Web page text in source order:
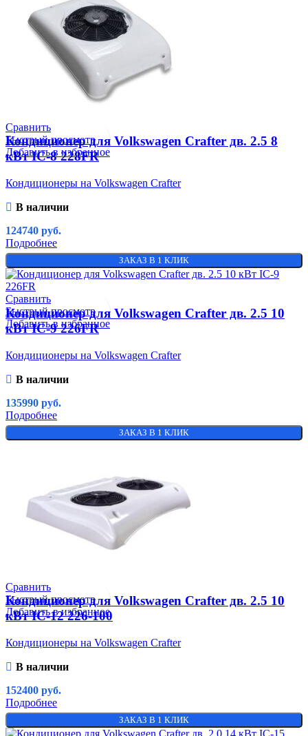
Сравнить
Быстрый просмотр
Добавить в избранное
Кондиционер для Volkswagen Crafter дв. 2.5 8
кВт IC-8 228FR
Кондиционеры на Volkswagen Crafter
В наличии
124740 руб.
Подробнее
ЗАКАЗ В 1 КЛИК
Сравнить
Быстрый просмотр
Добавить в избранное
Кондиционер для Volkswagen Crafter дв. 2.5 10
кВт IC-9 226FR
Кондиционеры на Volkswagen Crafter
В наличии
135990 руб.
Подробнее
ЗАКАЗ В 1 КЛИК
Сравнить
Быстрый просмотр
Добавить в избранное
Кондиционер для Volkswagen Crafter дв. 2.5 10
кВт IC-12 226-100
Кондиционеры на Volkswagen Crafter
В наличии
152400 руб.
Подробнее
ЗАКАЗ В 1 КЛИК